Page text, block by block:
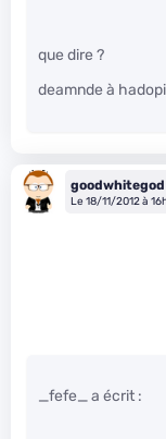
que dire ?
deamnde à
goodwhitegod
Le 18/11/2012 à
_fefe_ a écrit :